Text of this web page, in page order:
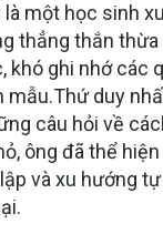
là một học sinh
thẳng thắn
khó ghi nhớ các
mẫu.Thứ duy
câu hỏi về
ông đã thể
và xu hướng